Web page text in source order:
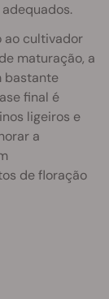
ao cultivador
maturação, a
bastante
final é
ligeiros e
a
de floração